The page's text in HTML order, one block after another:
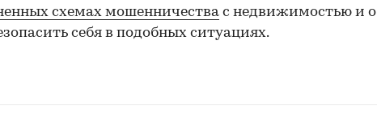
схемах мошенничества с недвижимостью и о
себя в подобных ситуациях.